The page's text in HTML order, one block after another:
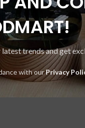
trends and get
with ourPrivacy